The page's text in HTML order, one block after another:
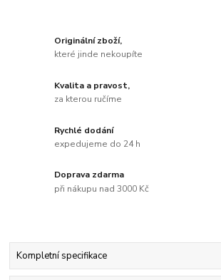
Originální zboží,
které jinde nekoupíte
Kvalita a pravost,
za kterou ručíme
Rychlé dodání
expedujeme do 24 h
Doprava zdarma
při nákupu nad 3000 Kč
Kompletní specifikace